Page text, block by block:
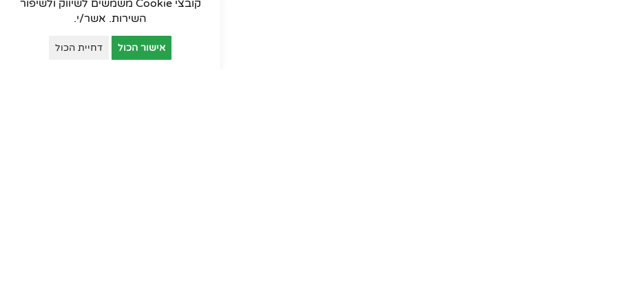
קובצי Cookie משמשים לשיווק ולשיפור
השירות. אשר/י.
אישור הכול דחיית הכול